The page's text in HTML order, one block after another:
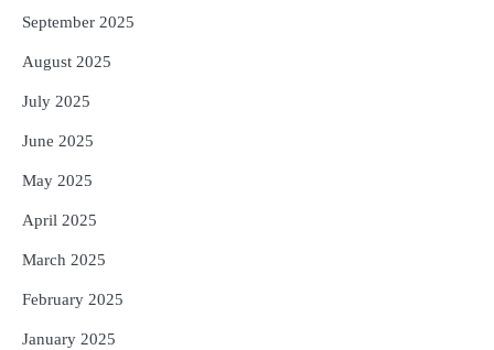
September 2025
August 2025
July 2025
June 2025
May 2025
April 2025
March 2025
February 2025
January 2025